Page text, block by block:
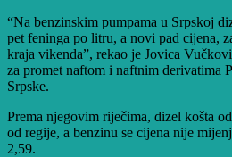
“Na benzinskim pumpama u Srpskoj
pet feninga po litru, a novi pad cijena,
kraja vikenda”, rekao je Jovica
za promet naftom i naftnim derivatima
Srpske.
Prema njegovim riječima, dizel košta
od regije, a benzinu se cijena nije
2,59.